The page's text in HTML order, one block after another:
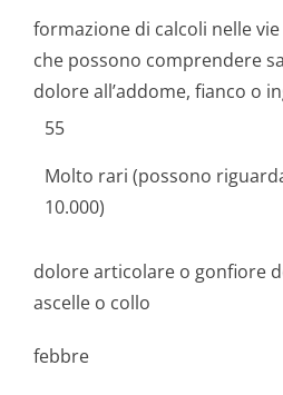
formazione di calcoli nelle
che possono comprendere
dolore all’addome, fianco o
55
Molto rari (possono
10.000)
dolore articolare o gonfiore
ascelle o collo
febbre